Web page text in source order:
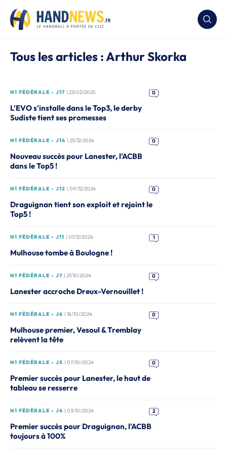
Tous les articles : Arthur Skorka
N1 FÉDÉRALE - J17 | 23/02/2025 0
L'EVO s'installe dans le Top3, le derby
Sudiste tient ses promesses
N1 FÉDÉRALE - J14 | 25/12/2024 0
Nouveau succès pour Lanester, l'ACBB
dans le Top5 !
N1 FÉDÉRALE - J12 | 09/12/2024 0
Draguignan tient son exploit et rejoint le
Top5 !
N1 FÉDÉRALE - J11 | 01/12/2024 1
Mulhouse tombe à Boulogne !
N1 FÉDÉRALE - J7 | 21/10/2024 0
Lanester accroche Dreux-Vernouillet !
N1 FÉDÉRALE - J6 | 18/10/2024 0
Mulhouse premier, Vesoul & Tremblay
relèvent la tête
N1 FÉDÉRALE - J5 | 07/10/2024 0
Premier succès pour Lanester, le haut de
tableau se resserre
N1 FÉDÉRALE - J4 | 03/10/2024 2
Premier succès pour Draguignan, l'ACBB
toujours à 100%